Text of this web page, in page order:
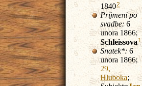
18402
Príjmení po
svadbe: 6
unora 1866;
Schleissova1
Snatek*: 6
unora 1866;
29,
Hluboka;